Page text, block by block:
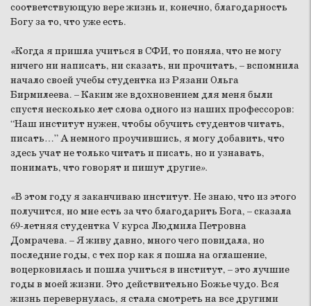
соответствующую вере жизнь и, конечно, благодарность
Богу за то, что уже есть.
«Когда я пришла учиться в СФИ, то поняла, что не могу
ничего ни написать, ни сказать, ни прочитать, – вспомнила
начало своей учебы студентка из Рязани Ольга
Бирмилеева. – Каким же вдохновением для меня были
спустя несколько лет слова одного из наших профессоров:
“Наш институт нужен, чтобы обучить студентов читать,
писать…” А немного проучившись, я могу добавить, что
здесь учат не только читать и писать, но и узнавать,
понимать, что говорят и пишут другие».
«В этом году я заканчиваю институт. Не знаю, что из этого
получится, но мне есть за что благодарить Бога, – сказала
69-летняя студентка V курса Людмила Петровна
Домрачева. – Я живу давно, много чего повидала, но
последние годы, с тех пор как я пошла на оглашение,
воцерковилась и пошла учиться в институт, – это лучшие
годы в моей жизни. Это действительно Божье чудо. Вся
жизнь перевернулась, я стала смотреть на все другими